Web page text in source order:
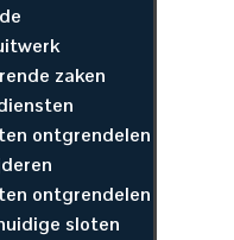
zaken
ontgrendelen
ontgrendelen
sloten